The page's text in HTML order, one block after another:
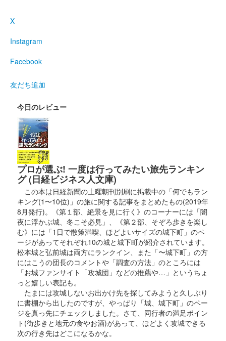
X
Instagram
Facebook
友だち追加
今日のレビュー
プロが選ぶ! 一度は行ってみたい旅先ランキン
グ (日経ビジネス人文庫)
この本は日経新聞の土曜朝刊別刷に掲載中の「何でもラン
キング(1〜10位)」の旅に関する記事をまとめたもの(2019年
8月発行)。《第１部、絶景を見に行く》のコーナーには「闇
夜に浮かぶ城、冬こそ必見」、《第２部、そぞろ歩きを楽し
む》には「1日で散策満喫、ほどよいサイズの城下町」のペ
ージがあってそれぞれ10の城と城下町が紹介されています。
松本城と弘前城は両方にランクイン、また「〜城下町」の方
にはこうの団長のコメントや「調査の方法」のところには
「お城ファンサイト「攻城団」などの推薦や…」というちょ
っと嬉しい表記も。
たまには攻城しないお出かけ先を探してみようと久しぶり
に書棚から出したのですが、やっぱり「城、城下町」のペー
ジを真っ先にチェックしました。さて、同行者の満足ポイン
ト(街歩きと地元の食やお酒)があって、ほどよく攻城できる
次の行き先はどこになるかな。